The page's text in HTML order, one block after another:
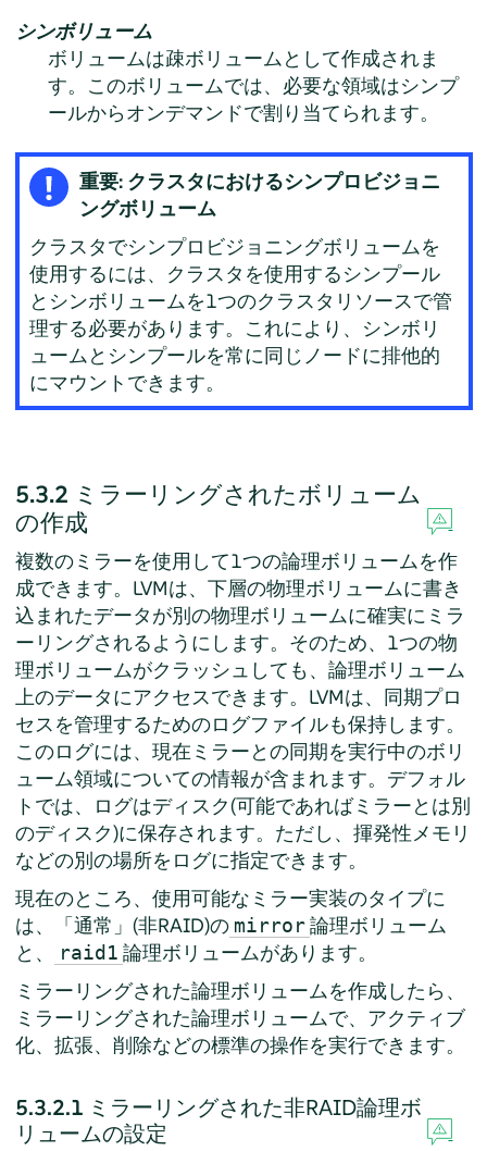
シンボリューム
ボリュームは疎ボリュームとして作成されま
す。このボリュームでは、必要な領域はシンプ
ールからオンデマンドで割り当てられます。
重要: クラスタにおけるシンプロビジョニ
ングボリューム
クラスタでシンプロビジョニングボリュームを
使用するには、クラスタを使用するシンプール
とシンボリュームを1つのクラスタリソースで管
理する必要があります。これにより、シンボリ
ュームとシンプールを常に同じノードに排他的
にマウントできます。
5.3.2 ミラーリングされたボリューム
の作成
複数のミラーを使用して1つの論理ボリュームを作
成できます。LVMは、下層の物理ボリュームに書き
込まれたデータが別の物理ボリュームに確実にミラ
ーリングされるようにします。そのため、1つの物
理ボリュームがクラッシュしても、論理ボリューム
上のデータにアクセスできます。LVMは、同期プロ
セスを管理するためのログファイルも保持します。
このログには、現在ミラーとの同期を実行中のボリ
ューム領域についての情報が含まれます。デフォル
トでは、ログはディスク(可能であればミラーとは別
のディスク)に保存されます。ただし、揮発性メモリ
などの別の場所をログに指定できます。
現在のところ、使用可能なミラー実装のタイプに
は、「通常」(非RAID)の mirror 論理ボリューム
と、
raid1 論理ボリュームがあります。
ミラーリングされた論理ボリュームを作成したら、
ミラーリングされた論理ボリュームで、アクティブ
化、拡張、削除などの標準の操作を実行できます。
5.3.2.1 ミラーリングされた非RAID論理ボ
リュームの設定